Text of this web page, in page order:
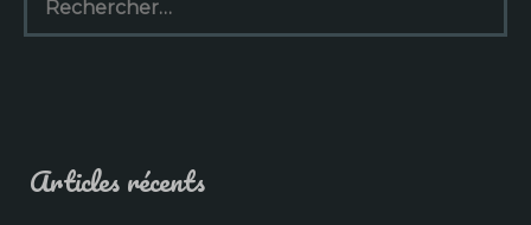
Articles récents